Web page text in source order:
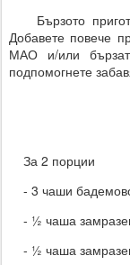
Бързото
Добавете повече
МАО и/или
подпомогнете
За 2 порции
- 3 чаши
- ½ чаша
- ½ чаша